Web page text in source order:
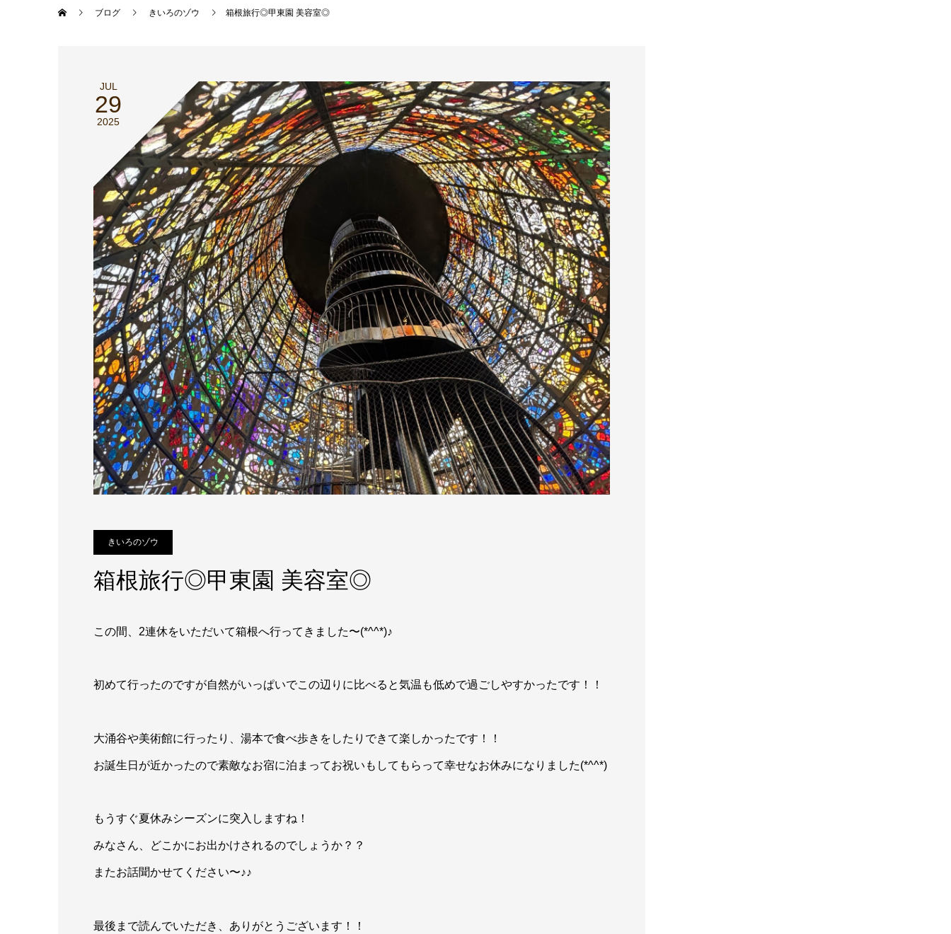
ブログ きいろのゾウ 箱根旅行◎甲東園 美容室◎
JUL
29
2025
きいろのゾウ
箱根旅行◎甲東園 美容室◎
この間、2連休をいただいて箱根へ行ってきました〜(*^^*)♪
初めて行ったのですが自然がいっぱいでこの辺りに比べると気温も低めで過ごしやすかったです！！
大涌谷や美術館に行ったり、湯本で食べ歩きをしたりできて楽しかったです！！
お誕生日が近かったので素敵なお宿に泊まってお祝いもしてもらって幸せなお休みになりました(*^^*)
もうすぐ夏休みシーズンに突入しますね！
みなさん、どこかにお出かけされるのでしょうか？？
またお話聞かせてください〜♪♪
最後まで読んでいただき、ありがとうございます！！